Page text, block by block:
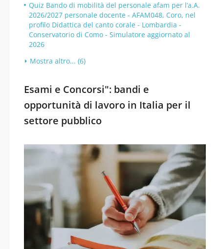
Quiz Bando di mobilità del personale afam per l’a.A.
2026/2027 personale docente - AFAM048, Coro, nel
profilo Didattica del canto corale - Lombardia -
Conservatorio di Como - Simulatore aggiornato al
2026
Mostra altro... (6)
Esami e Concorsi": bandi e
opportunità di lavoro in Italia per il
settore pubblico